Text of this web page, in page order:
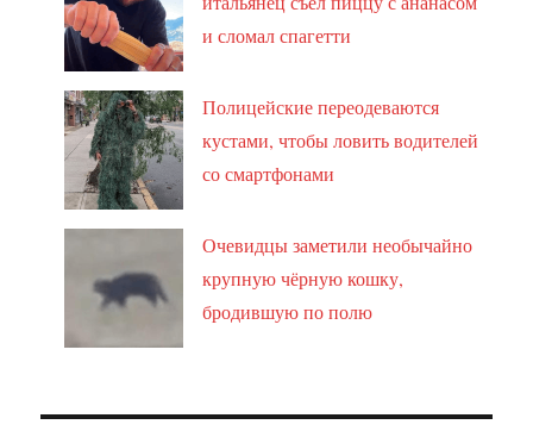
и сломал спагетти
Полицейские переодеваются
кустами, чтобы ловить водителей
со смартфонами
Очевидцы заметили необычайно
крупную чёрную кошку,
бродившую по полю